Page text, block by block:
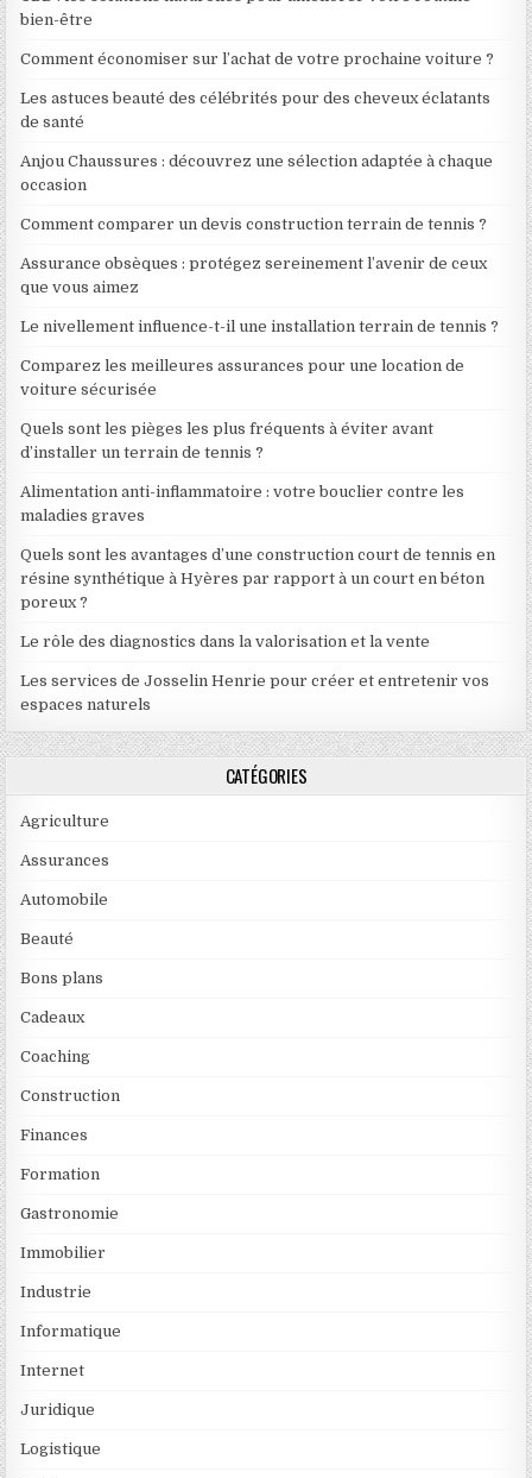
bien-être
Comment économiser sur l’achat de votre prochaine voiture ?
Les astuces beauté des célébrités pour des cheveux éclatants
de santé
Anjou Chaussures : découvrez une sélection adaptée à chaque
occasion
Comment comparer un devis construction terrain de tennis ?
Assurance obsèques : protégez sereinement l’avenir de ceux
que vous aimez
Le nivellement influence-t-il une installation terrain de tennis ?
Comparez les meilleures assurances pour une location de
voiture sécurisée
Quels sont les pièges les plus fréquents à éviter avant
d’installer un terrain de tennis ?
Alimentation anti-inflammatoire : votre bouclier contre les
maladies graves
Quels sont les avantages d’une construction court de tennis en
résine synthétique à Hyères par rapport à un court en béton
poreux ?
Le rôle des diagnostics dans la valorisation et la vente
Les services de Josselin Henrie pour créer et entretenir vos
espaces naturels
CATÉGORIES
Agriculture
Assurances
Automobile
Beauté
Bons plans
Cadeaux
Coaching
Construction
Finances
Formation
Gastronomie
Immobilier
Industrie
Informatique
Internet
Juridique
Logistique